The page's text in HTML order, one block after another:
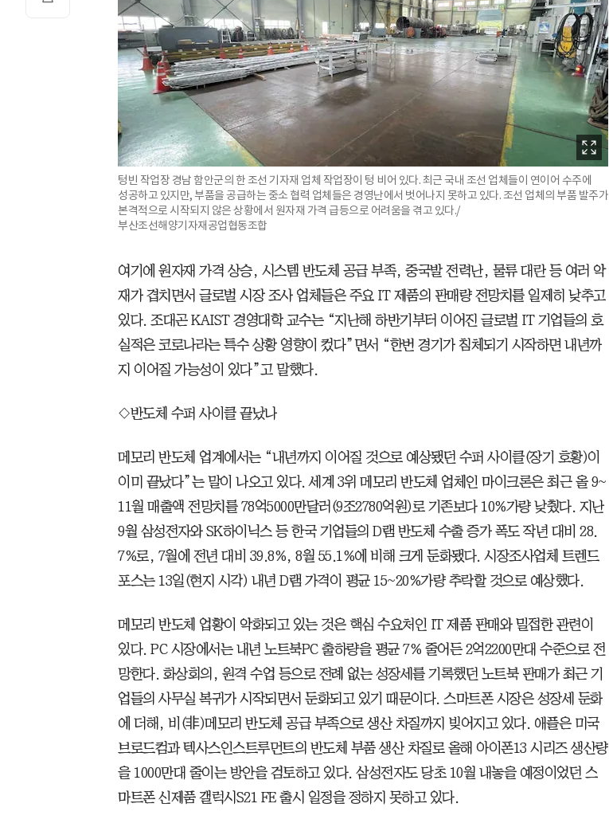
텅빈 작업장 경남 함안군의 한 조선 기자재 업체 작업장이 텅 비어 있다. 최근 국내 조선 업체들이 연이어 수주에
성공하고 있지만, 부품을 공급하는 중소 협력 업체들은 경영난에서 벗어나지 못하고 있다. 조선 업체의 부품 발주가
본격적으로 시작되지 않은 상황에서 원자재 가격 급등으로 어려움을 겪고 있다./
부산조선해양기자재공업협동조합
여기에 원자재 가격 상승, 시스템 반도체 공급 부족, 중국발 전력난, 물류 대란 등 여러 악
재가 겹치면서 글로벌 시장 조사 업체들은 주요 IT 제품의 판매량 전망치를 일제히 낮추고
있다. 조대곤 KAIST 경영대학 교수는 “지난해 하반기부터 이어진 글로벌 IT 기업들의 호
실적은 코로나라는 특수 상황 영향이 컸다”면서 “한번 경기가 침체되기 시작하면 내년까
지 이어질 가능성이 있다”고 말했다.
◇반도체 수퍼 사이클 끝났나
메모리 반도체 업계에서는 “내년까지 이어질 것으로 예상됐던 수퍼 사이클(장기 호황)이
이미 끝났다”는 말이 나오고 있다. 세계 3위 메모리 반도체 업체인 마이크론은 최근 올 9~
11월 매출액 전망치를 78억5000만달러(9조2780억원)로 기존보다 10%가량 낮췄다. 지난
9월 삼성전자와 SK하이닉스 등 한국 기업들의 D램 반도체 수출 증가 폭도 작년 대비 28.
7%로, 7월에 전년 대비 39.8%, 8월 55.1%에 비해 크게 둔화됐다. 시장조사업체 트렌드
포스는 13일(현지 시각) 내년 D램 가격이 평균 15~20%가량 추락할 것으로 예상했다.
메모리 반도체 업황이 악화되고 있는 것은 핵심 수요처인 IT 제품 판매와 밀접한 관련이
있다. PC 시장에서는 내년 노트북PC 출하량을 평균 7% 줄어든 2억2200만대 수준으로 전
망한다. 화상회의, 원격 수업 등으로 전례 없는 성장세를 기록했던 노트북 판매가 최근 기
업들의 사무실 복귀가 시작되면서 둔화되고 있기 때문이다. 스마트폰 시장은 성장세 둔화
에 더해, 비(非)메모리 반도체 공급 부족으로 생산 차질까지 빚어지고 있다. 애플은 미국
브로드컴과 텍사스인스트루먼트의 반도체 부품 생산 차질로 올해 아이폰13 시리즈 생산량
을 1000만대 줄이는 방안을 검토하고 있다. 삼성전자도 당초 10월 내놓을 예정이었던 스
마트폰 신제품 갤럭시S21 FE 출시 일정을 정하지 못하고 있다.